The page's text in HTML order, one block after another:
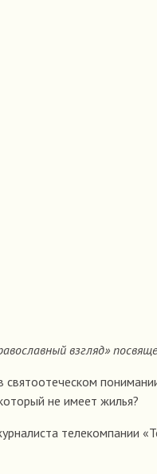
взгляд»
святоотеческом
не имеет жилья?
телекомпании